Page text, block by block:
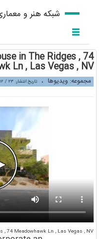
شبکه هنر و
in The Ridges , 74
Ln , Las Vegas , NV
مجموعه: ویدیوها ، تاریخ انتشار: ۲۳ / ۱۲ / ۱۳۹۷
, 74 Meadowhawk Ln , Las Vegas , NV